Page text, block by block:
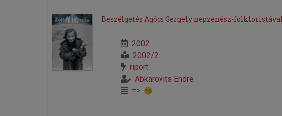
Beszélgetés Agócs Gergely népzenész-folkloristával
2002
2002/2
riport
Abkarovits Endre
=>